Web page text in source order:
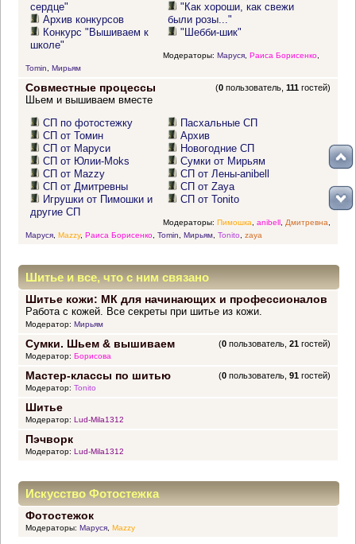
сердце"
Архив конкурсов
Конкурс "Вышиваем к
школе"
"Как хороши, как свежи
были розы..."
"Шебби-шик"
Модераторы: Маруся, Раиса Борисенко,
Tomin
Мирьям
Совместные процессы (0 пользователь,111 гостей)
Шьем и вышиваем вместе
СП по фотостежку
СП от Томин
СП от Маруси
СП от Юлии-Moks
СП от Mazzy
СП от Дмитревны
Игрушки от Пимошки и
другие СП
Пасхальные СП
Архив
Новогодние СП
Сумки от Мирьям
СП от Лены-anibell
СП от Zaya
СП от Tonito
Модераторы: Пимошка anibell, Дмитревна
Маруся, Mazzy, Раиса Борисенко, Tomin Мирьям, Tonito zaya
Шитье и все, что с ним связано
Шитье кожи: МК для начинающих и профессионалов
Работа с кожей. Все секреты при шитье из кожи.
Модератор: Мирьям
Сумки. Шьем & вышиваем (0 пользователь,21 гостей)
Модератор: Борисова
Мастер-классы по шитью (0 пользователь,91 гостей)
Модератор: Tonito
Шитье
Модератор: Lud-Mila1312
Пэчворк
Модератор: Lud-Mila1312
Искусство Фотостежка
Фотостежок
Модераторы: Маруся, Mazzy